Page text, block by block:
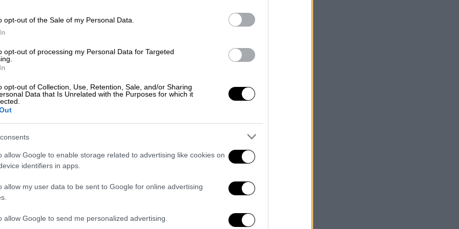
opt-out of the Sale of my Personal Data.
opt-out of processing my Personal Data for Targeted
opt-out of Collection, Use, Retention, Sale, and/or Sharing
Data that Is Unrelated with the Purposes for which it
allow Google to enable storage related to advertising like cookies on
identifiers in apps.
allow my user data to be sent to Google for online advertising
allow Google to send me personalized advertising.
Μπρους Σπρίνγκστιν: Η ιστορία
Η ταινία «Springsteen: Deliver Me
Lifestyle |19.05.2025 22:04
διεξαχθεί έρευνα για τη στήριξη
Κάμαλα Χάρις